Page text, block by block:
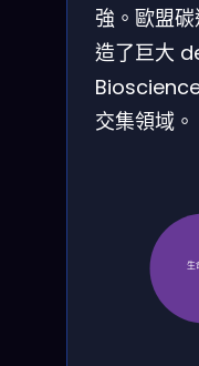
強。歐盟
造了巨大
交集領域。
生